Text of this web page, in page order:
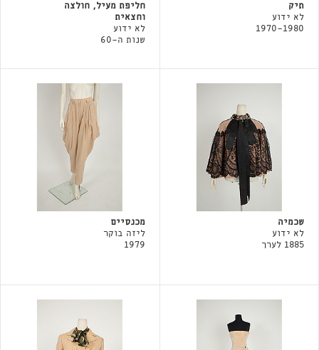
תיק
לא ידוע
1970-1980
חליפת מעיל, חולצה
וחצאית
לא ידוע
שנות ה-60
שכמיה
לא ידוע
1885 לערך
מכנסיים
ליזה בוקר
1979